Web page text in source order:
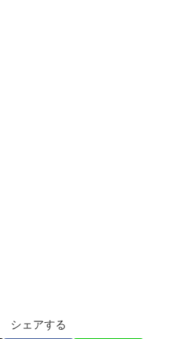
シェアする